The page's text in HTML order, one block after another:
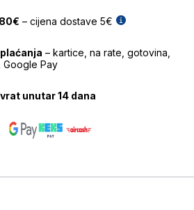
– cijena dostave 5€
– kartice, na rate, gotovina,
Google Pay
unutar 14 dana